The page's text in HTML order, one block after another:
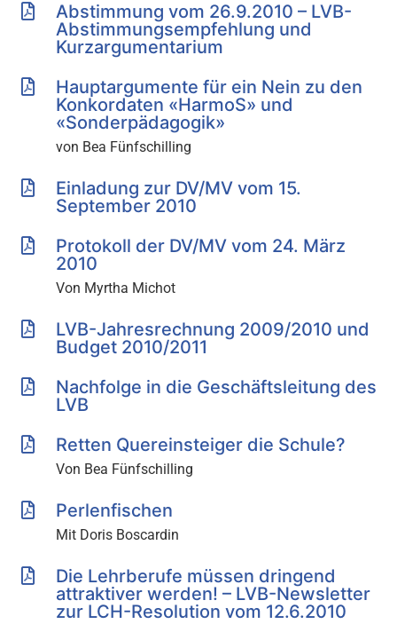
Abstimmung vom 26.9.2010 – LVB-
Abstimmungsempfehlung und
Kurzargumentarium
Hauptargumente für ein Nein zu den
Konkordaten «HarmoS» und
«Sonderpädagogik»
von Bea Fünfschilling
Einladung zur DV/MV vom 15.
September 2010
Protokoll der DV/MV vom 24. März
2010
Von Myrtha Michot
LVB-Jahresrechnung 2009/2010 und
Budget 2010/2011
Nachfolge in die Geschäftsleitung des
LVB
Retten Quereinsteiger die Schule?
Von Bea Fünfschilling
Perlenfischen
Mit Doris Boscardin
Die Lehrberufe müssen dringend
attraktiver werden! – LVB-Newsletter
zur LCH-Resolution vom 12.6.2010